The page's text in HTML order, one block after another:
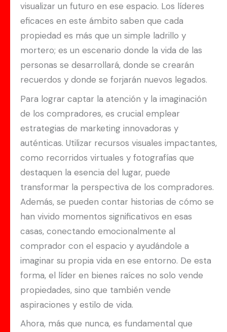
visualizar un futuro en ese espacio. Los líderes
eficaces en este ámbito saben que cada
propiedad es más que un simple ladrillo y
mortero; es un escenario donde la vida de las
personas se desarrollará, donde se crearán
recuerdos y donde se forjarán nuevos legados.
Para lograr captar la atención y la imaginación
de los compradores, es crucial emplear
estrategias de marketing innovadoras y
auténticas. Utilizar recursos visuales impactantes,
como recorridos virtuales y fotografías que
destaquen la esencia del lugar, puede
transformar la perspectiva de los compradores.
Además, se pueden contar historias de cómo se
han vivido momentos significativos en esas
casas, conectando emocionalmente al
comprador con el espacio y ayudándole a
imaginar su propia vida en ese entorno. De esta
forma, el líder en bienes raíces no solo vende
propiedades, sino que también vende
aspiraciones y estilo de vida.
Ahora, más que nunca, es fundamental que